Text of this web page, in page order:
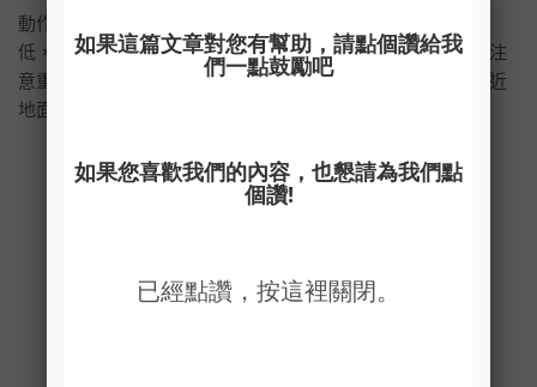
動作要領:雙腳約2-3的肩寬，腳尖朝45度，先向右轉重心壓
低，做出小腿90度後腳接近地面的動作，再向左轉，轉動時注
意重心沒有上升，轉到另外一邊做出前腳90度，後腳膝蓋接近
地面，上半身體胸的動作。